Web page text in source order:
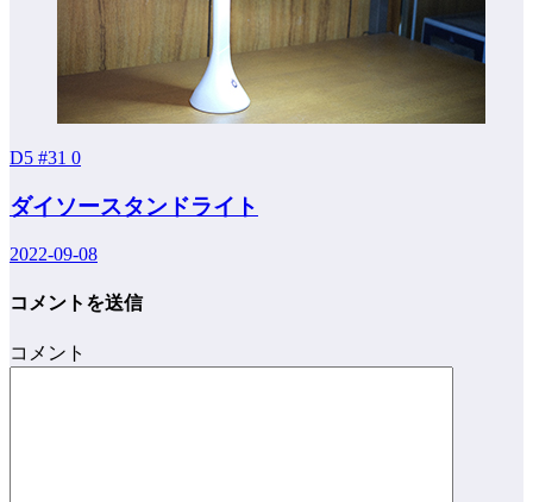
D5 #31 0
ダイソースタンドライト
2022-09-08
コメントを送信
コメント